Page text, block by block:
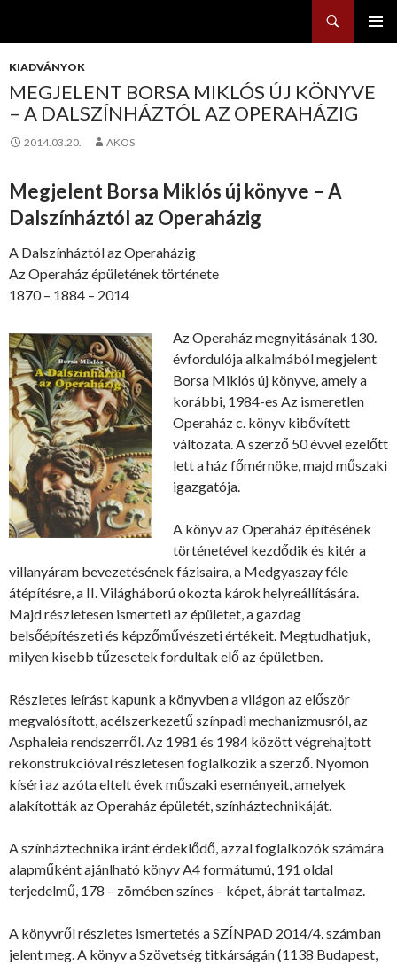
TARTALOMBA
KIADVÁNYOK
MEGJELENT BORSA MIKLÓS ÚJ KÖNYVE
– A DALSZÍNHÁZTÓL AZ OPERAHÁZIG
2014.03.20. AKOS
Megjelent Borsa Miklós új könyve – A
Dalszínháztól az Operaházig
A Dalszínháztól az Operaházig
Az Operaház épületének története
1870 – 1884 – 2014
Az Operaház megnyitásának 130.
évfordulója alkalmából megjelent
Borsa Miklós új könyve, amely a
korábbi, 1984-es Az ismeretlen
Operaház c. könyv kibővített
változata. A szerző 50 évvel ezelőtt
lett a ház főmérnöke, majd műszaki
igazgatója.
A könyv az Operaház építésének
történetével kezdődik és kitér a
villanyáram bevezetésének fázisaira, a Medgyaszay féle
átépítésre, a II. Világháború okozta károk helyreállítására.
Majd részletesen ismerteti az épületet, a gazdag
belsőépítészeti és képzőművészeti értékeit. Megtudhatjuk,
milyen kisebb tűzesetek fordultak elő az épületben.
Részletes leírást kapunk a könyvben a világon az először
megvalósított, acélszerkezetű színpadi mechanizmusról, az
Asphaleia rendszerről. Az 1981 és 1984 között végrehajtott
rekonstrukcióval részletesen foglalkozik a szerző. Nyomon
kíséri az azóta eltelt évek műszaki eseményeit, amelyek
alakították az Operaház épületét, színháztechnikáját.
A színháztechnika iránt érdeklődő, azzal foglalkozók számára
alapműként ajánlható könyv A4 formátumú, 191 oldal
terjedelmű, 178 – zömében színes – képet, ábrát tartalmaz.
A könyvről részletes ismertetés a SZÍNPAD 2014/4. számban
jelent meg. A könyv a Szövetség titkárságán (1138 Budapest,